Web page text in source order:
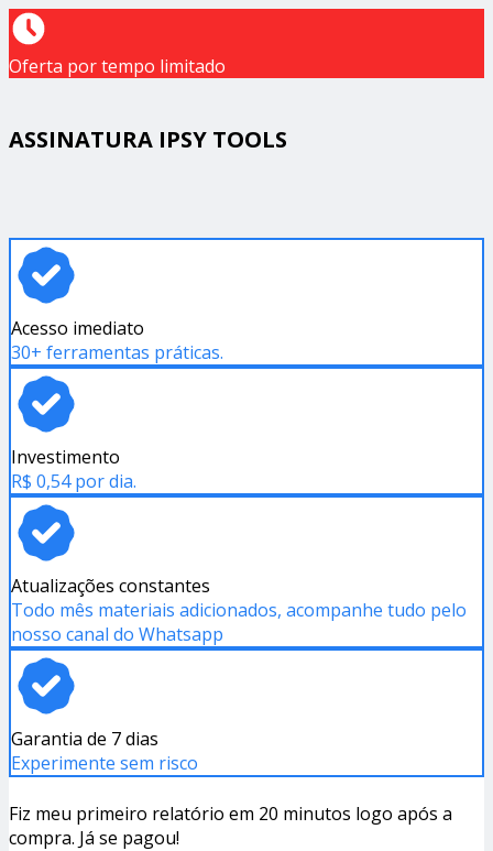
Oferta por tempo limitado
ASSINATURA IPSY TOOLS
Acesso imediato
30+ ferramentas práticas.
Investimento
R$ 0,54 por dia.
Atualizações constantes
Todo mês materiais adicionados, acompanhe tudo pelo
nosso canal do Whatsapp
Garantia de 7 dias
Experimente sem risco
Fiz meu primeiro relatório em 20 minutos logo após a
compra. Já se pagou!